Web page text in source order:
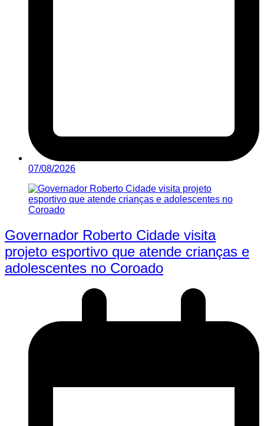
07/08/2026
Governador Roberto Cidade visita
projeto esportivo que atende crianças e
adolescentes no Coroado